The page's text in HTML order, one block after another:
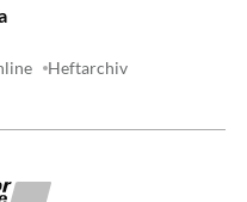
Heftarchiv